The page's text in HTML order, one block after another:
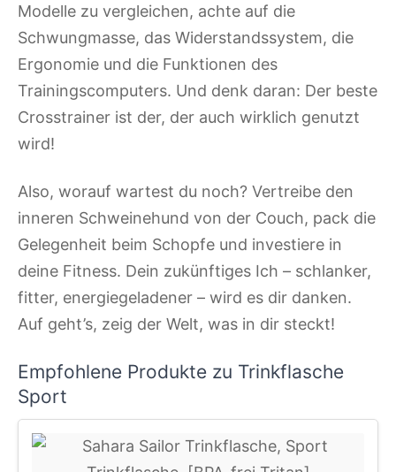
Modelle zu vergleichen, achte auf die
Schwungmasse, das Widerstandssystem, die
Ergonomie und die Funktionen des
Trainingscomputers. Und denk daran: Der beste
Crosstrainer ist der, der auch wirklich genutzt
wird!
Also, worauf wartest du noch? Vertreibe den
inneren Schweinehund von der Couch, pack die
Gelegenheit beim Schopfe und investiere in
deine Fitness. Dein zukünftiges Ich – schlanker,
fitter, energiegeladener – wird es dir danken.
Auf geht’s, zeig der Welt, was in dir steckt!
Empfohlene Produkte zu Trinkflasche
Sport